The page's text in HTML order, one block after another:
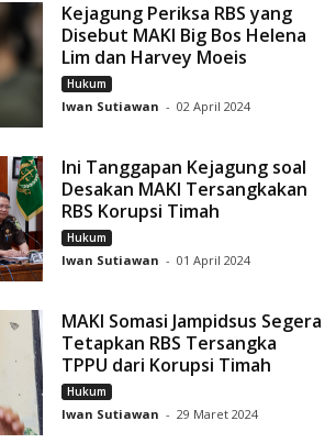
Kejagung Periksa RBS yang
Disebut MAKI Big Bos Helena
Lim dan Harvey Moeis
Hukum
Iwan Sutiawan - 02 April 2024
Ini Tanggapan Kejagung soal
Desakan MAKI Tersangkakan
RBS Korupsi Timah
Hukum
Iwan Sutiawan - 01 April 2024
MAKI Somasi Jampidsus Segera
Tetapkan RBS Tersangka
TPPU dari Korupsi Timah
Hukum
Iwan Sutiawan - 29 Maret 2024